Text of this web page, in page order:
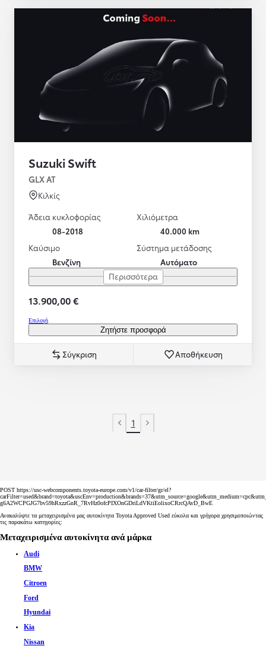
Suzuki Swift
GLX AT
Κιλκίς
Άδεια κυκλοφορίας
08-2018
Χιλιόμετρα
40.000 km
Καύσιμο
Βενζίνη
Σύστημα μετάδοσης
Αυτόματο
Περισσότερα
13.900,00 €
Επιλογή
Ζητήστε προσφορά
Σύγκριση Αποθήκευση
Προηγούμενη σελίδα
1
Επόμενη σελίδα
POST https://usc-webcomponents.toyota-europe.com/v1/car-filter/gr/el?
g6A2WCPGJG7bv59hRxzzGnR_7RvHz0ofcPIXOnGDriLdVKtiEolixoCRrcQAvD_BwE
Ανακαλύψτε τα μεταχειρισμένα μας αυτοκίνητα Toyota Approved Used εύκολα και γρήγορα χρησιμοποιώντας
τις παρακάτω κατηγορίες:
Μεταχειρισμένα αυτοκίνητα ανά μάρκα
Audi
BMW
Citroen
Ford
Hyundai
Kia
Nissan